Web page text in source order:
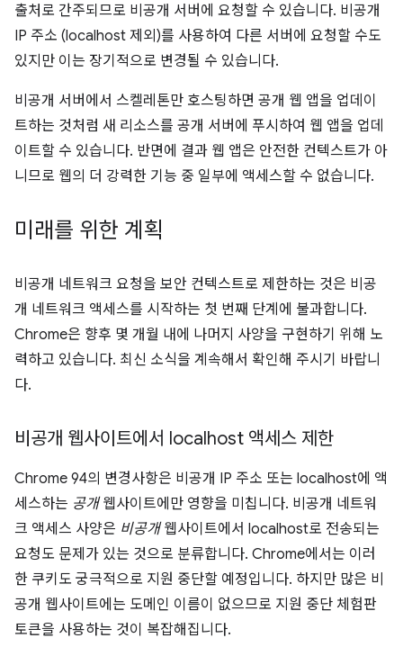
출처로 간주되므로 비공개 서버에 요청할 수 있습니다. 비공개
IP 주소 (localhost 제외)를 사용하여 다른 서버에 요청할 수도
있지만 이는 장기적으로 변경될 수 있습니다.
비공개 서버에서 스켈레톤만 호스팅하면 공개 웹 앱을 업데이
트하는 것처럼 새 리소스를 공개 서버에 푸시하여 웹 앱을 업데
이트할 수 있습니다. 반면에 결과 웹 앱은 안전한 컨텍스트가 아
니므로 웹의 더 강력한 기능 중 일부에 액세스할 수 없습니다.
미래를 위한 계획
비공개 네트워크 요청을 보안 컨텍스트로 제한하는 것은 비공
개 네트워크 액세스를 시작하는 첫 번째 단계에 불과합니다.
Chrome은 향후 몇 개월 내에 나머지 사양을 구현하기 위해 노
력하고 있습니다. 최신 소식을 계속해서 확인해 주시기 바랍니
다.
비공개 웹사이트에서 localhost 액세스 제한
Chrome 94의 변경사항은 비공개 IP 주소 또는 localhost에 액
세스하는 공개웹사이트에만 영향을 미칩니다. 비공개 네트워
크 액세스 사양은 비공개웹사이트에서 localhost로 전송되는
요청도 문제가 있는 것으로 분류합니다. Chrome에서는 이러
한 쿠키도 궁극적으로 지원 중단할 예정입니다. 하지만 많은 비
공개 웹사이트에는 도메인 이름이 없으므로 지원 중단 체험판
토큰을 사용하는 것이 복잡해집니다.